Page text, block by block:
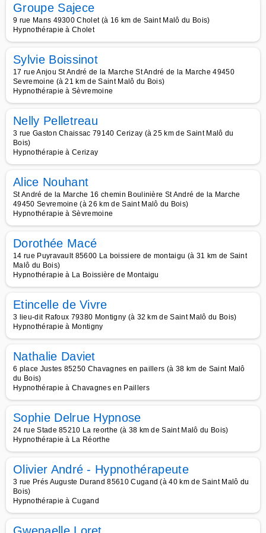
Groupe Sajece
9 rue Mans 49300 Cholet (à 16 km de Saint Malô du Bois)
Hypnothérapie à Cholet
Sylvie Boissinot
17 rue Anjou St André de la Marche St André de la Marche 49450
Sevremoine (à 21 km de Saint Malô du Bois)
Hypnothérapie à Sèvremoine
Nelly Pelletreau
3 rue Gaston Chaissac 79140 Cerizay (à 25 km de Saint Malô du
Bois)
Hypnothérapie à Cerizay
Alice Nouhant
St André de la Marche 16 chemin Boulinière St André de la Marche
49450 Sevremoine (à 26 km de Saint Malô du Bois)
Hypnothérapie à Sèvremoine
Dorothée Macé
14 rue Puyravault 85600 La boissiere de montaigu (à 31 km de Saint
Malô du Bois)
Hypnothérapie à La Boissière de Montaigu
Etincelle de Vivre
3 lieu-dit Rafoux 79380 Montigny (à 32 km de Saint Malô du Bois)
Hypnothérapie à Montigny
Nathalie Daviet
6 place Justes 85250 Chavagnes en paillers (à 38 km de Saint Malô
du Bois)
Hypnothérapie à Chavagnes en Paillers
Sophie Delrue Hypnose
24 rue Stade 85210 La reorthe (à 38 km de Saint Malô du Bois)
Hypnothérapie à La Réorthe
Olivier André - Hypnothérapeute
3 rue Prés Auguste Durand 85610 Cugand (à 40 km de Saint Malô du
Bois)
Hypnothérapie à Cugand